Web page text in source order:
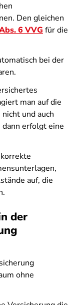
Den gleichen
6 VVG für die
bei der
man auf die
und auch
erfolgt eine
auf, die
der
ohne